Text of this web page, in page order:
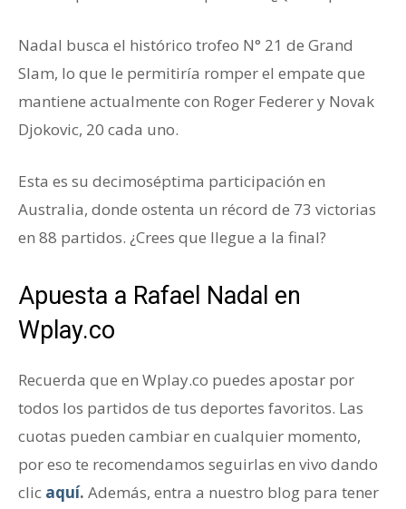
Nadal busca el histórico trofeo N° 21 de Grand
Slam, lo que le permitiría romper el empate que
mantiene actualmente con Roger Federer y Novak
Djokovic, 20 cada uno.
Esta es su decimoséptima participación en
Australia, donde ostenta un récord de 73 victorias
en 88 partidos. ¿Crees que llegue a la final?
Apuesta a Rafael Nadal en
Wplay.co
Recuerda que en Wplay.co puedes apostar por
todos los partidos de tus deportes favoritos. Las
cuotas pueden cambiar en cualquier momento,
por eso te recomendamos seguirlas en vivo dando
clic aquí. Además, entra a nuestro blog para tener